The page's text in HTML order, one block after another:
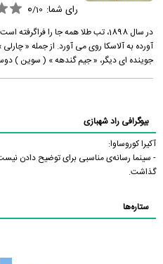
رای شما: 0/10
در سال 1898، تب طلا همه جا را
آورده به آلاسكا روى مى ‏آورد. از جمله «
جوينده ‏اى ديگر، « جيم گندهه » ( سوين )
بیوگرافی راد شهبازی
آکیرا کوروساوا:
- سینما رسانه‌ی مناسبی برای توضیح دادن
گذاشت.
ستاره‌ها